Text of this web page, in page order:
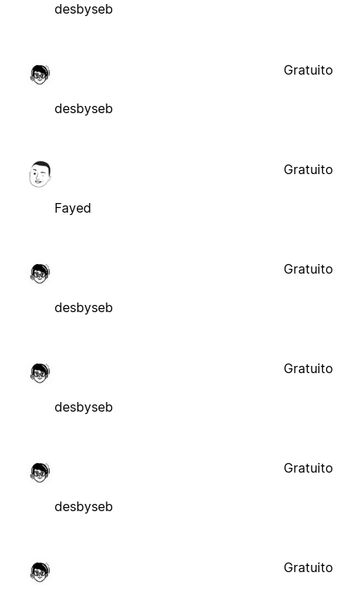
desbyseb
desbyseb
Gratuito
Fayed
Gratuito
desbyseb
Gratuito
desbyseb
Gratuito
desbyseb
Gratuito
Gratuito